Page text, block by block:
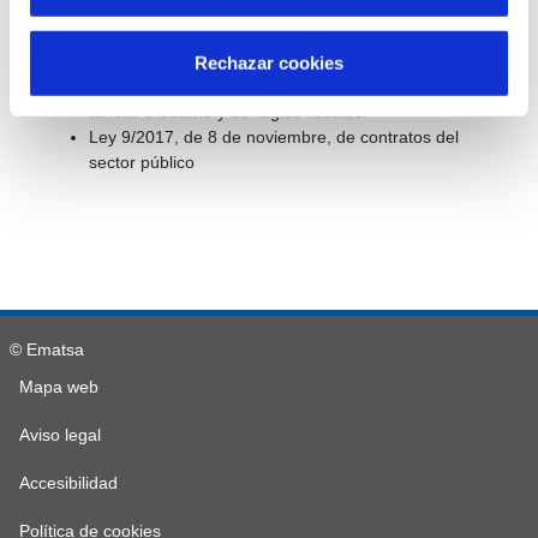
Rechazar cookies
la Unión Europea en el ámbito de la contratación
pública en determinados sectores; de seguros
Ley 9/2017, de 8 de noviembre, de contratos del
sector público
© Ematsa
Mapa web
Aviso legal
Accesibilidad
Política de cookies